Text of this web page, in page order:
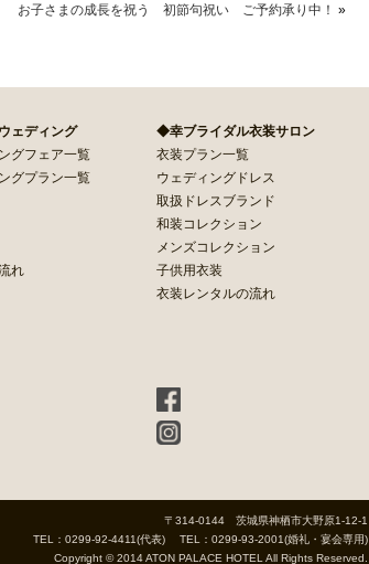
お子さまの成長を祝う 初節句祝い ご予約承り中！ »
ェディング
グフェア一覧
グプラン一覧
れ
◆幸ブライダル衣装サロン
衣装プラン一覧
ウェディングドレス
取扱ドレスブランド
和装コレクション
メンズコレクション
子供用衣装
衣装レンタルの流れ
〒314-0144 茨城県神栖市大野原1-12-1
TEL：0299-92-4411(代表) TEL：0299-93-2001(婚礼・宴会専用)
Copyright © 2014 ATON PALACE HOTEL All Rights Reserved.